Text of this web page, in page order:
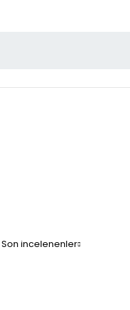
Son incelenenler